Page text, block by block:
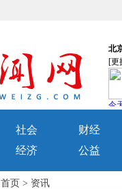
社会 财经
经济 公益
首页 > 资讯